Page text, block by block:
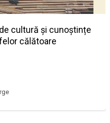
cultură și cunoștințe
călătoare